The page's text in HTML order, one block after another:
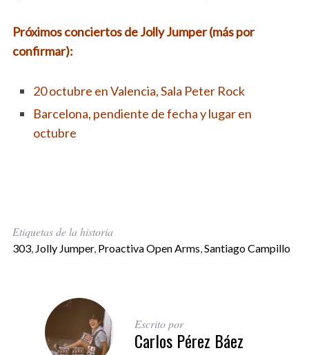
Próximos conciertos de Jolly Jumper (más por
confirmar):
20 octubre en Valencia, Sala Peter Rock
Barcelona, pendiente de fecha y lugar en
octubre
Etiquetas de la historia
303, Jolly Jumper, Proactiva Open Arms,Santiago Campillo
Escrito por
Carlos Pérez Báez